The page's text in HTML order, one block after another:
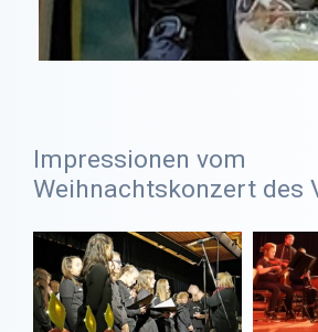
Impressionen vom
Weihnachtskonzert des